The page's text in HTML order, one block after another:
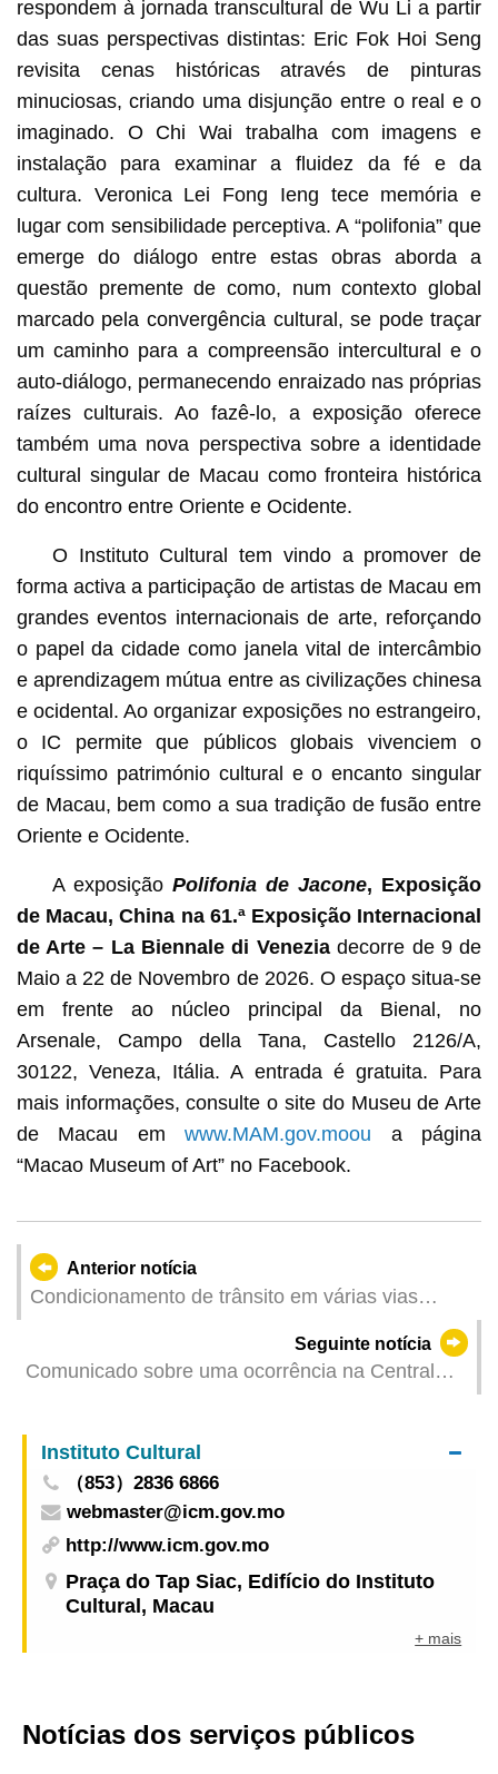
respondem à jornada transcultural de Wu Li a partir
das suas perspectivas distintas: Eric Fok Hoi Seng
revisita cenas históricas através de pinturas
minuciosas, criando uma disjunção entre o real e o
imaginado. O Chi Wai trabalha com imagens e
instalação para examinar a fluidez da fé e da
cultura. Veronica Lei Fong Ieng tece memória e
lugar com sensibilidade perceptiva. A “polifonia” que
emerge do diálogo entre estas obras aborda a
questão premente de como, num contexto global
marcado pela convergência cultural, se pode traçar
um caminho para a compreensão intercultural e o
auto‑diálogo, permanecendo enraizado nas próprias
raízes culturais. Ao fazê‑lo, a exposição oferece
também uma nova perspectiva sobre a identidade
cultural singular de Macau como fronteira histórica
do encontro entre Oriente e Ocidente.
O Instituto Cultural tem vindo a promover de
forma activa a participação de artistas de Macau em
grandes eventos internacionais de arte, reforçando
o papel da cidade como janela vital de intercâmbio
e aprendizagem mútua entre as civilizações chinesa
e ocidental. Ao organizar exposições no estrangeiro,
o IC permite que públicos globais vivenciem o
riquíssimo património cultural e o encanto singular
de Macau, bem como a sua tradição de fusão entre
Oriente e Ocidente.
A exposição Polifonia de Jacone, Exposição
de Macau, China na 61.ª Exposição Internacional
de Arte – La Biennale di Veneziadecorre de 9 de
Maio a 22 de Novembro de 2026. O espaço situa‑se
em frente ao núcleo principal da Bienal, no
Arsenale, Campo della Tana, Castello 2126/A,
30122, Veneza, Itália. A entrada é gratuita. Para
mais informações, consulte o site do Museu de Arte
de Macau emwww.MAM.gov.moou a página
“Macao Museum of Art” no Facebook.
Anterior notícia
Condicionamento de trânsito em várias vias
devido à Procissão de Nossa Senhora de Fátima
a partir do fim da tarde de 13 de MaioSeguinte notícia
Comunicado sobre uma ocorrência na Central
Instituto Cultural
（853）2836 6866
webmaster@icm.gov.mo
http://www.icm.gov.mo
Praça do Tap Siac, Edifício do Instituto
Cultural, Macau
+ mais
Notícias dos serviços públicos